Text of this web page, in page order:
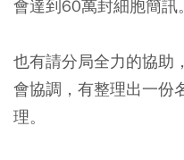
會達到60萬封細胞簡訊。
也有請分局全力的協助
會協調，有整理出一份
理。